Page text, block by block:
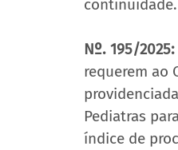
continuidade.
Nº. 195/2025:
requerem ao
Pediatras
índice de